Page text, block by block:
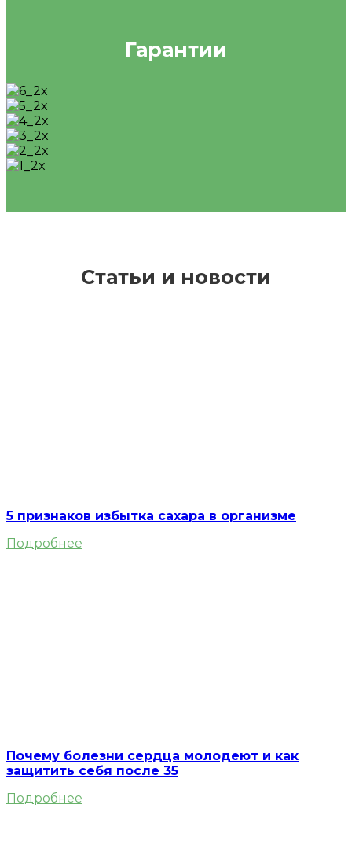
Гарантии
Статьи и новости
5 признаков избытка сахара в организме
Подробнее
Почему болезни сердца молодеют и как
защитить себя после 35
Подробнее